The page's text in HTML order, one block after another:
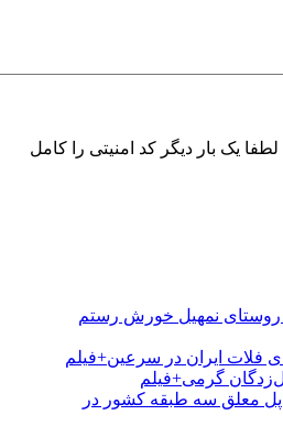
یک بار دیگر کد امنیتی را کامل